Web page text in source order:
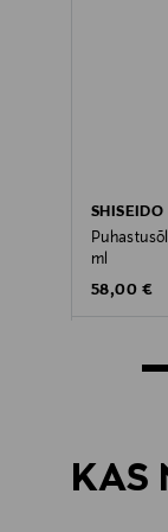
SHISEIDO
ml
Original
58,00 €
KAS